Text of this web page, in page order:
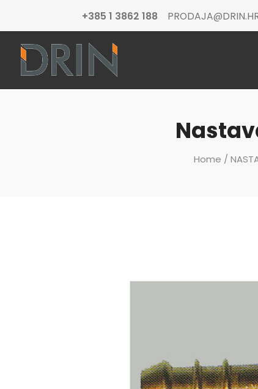
+385 1 3862 188
Home /